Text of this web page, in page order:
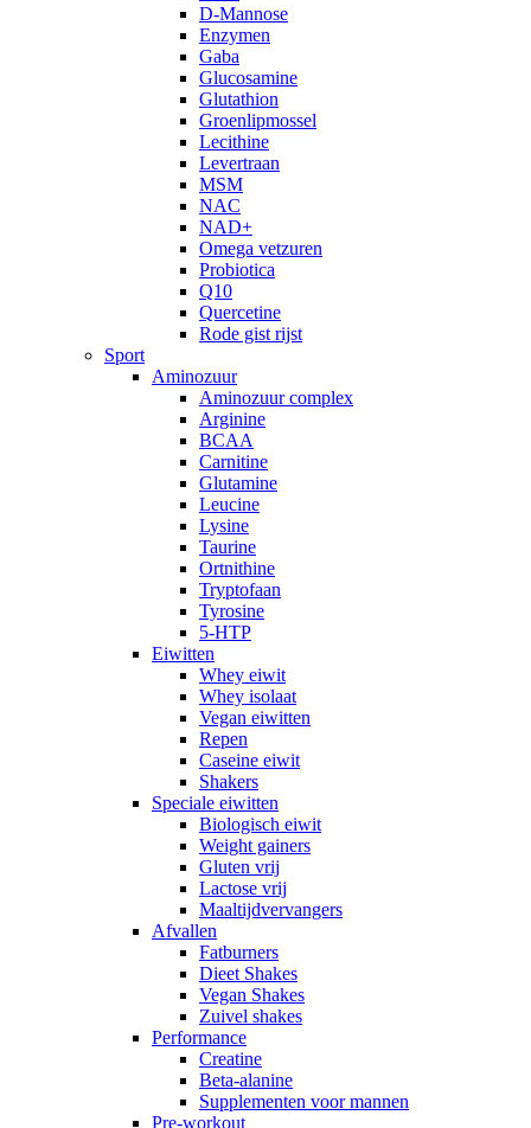
D-Mannose
Enzymen
Gaba
Glucosamine
Glutathion
Groenlipmossel
Lecithine
Levertraan
MSM
NAC
NAD+
Omega vetzuren
Probiotica
Q10
Quercetine
Rode gist rijst
Sport
Aminozuur
Aminozuur complex
Arginine
BCAA
Carnitine
Glutamine
Leucine
Lysine
Taurine
Ortnithine
Tryptofaan
Tyrosine
5-HTP
Eiwitten
Whey eiwit
Whey isolaat
Vegan eiwitten
Repen
Caseine eiwit
Shakers
Speciale eiwitten
Biologisch eiwit
Weight gainers
Gluten vrij
Lactose vrij
Maaltijdvervangers
Afvallen
Fatburners
Dieet Shakes
Vegan Shakes
Zuivel shakes
Performance
Creatine
Beta-alanine
Supplementen voor mannen
Pre-workout